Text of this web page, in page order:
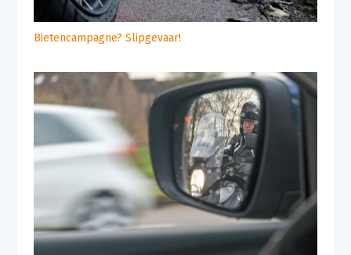
Bietencampagne? Slipgevaar!